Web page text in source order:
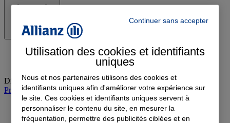
Dimanche: Fermé
Prendre rendez-vous à l'agence
Continuer sans accepter
Utilisation des cookies et identifiants
uniques
Nous et nos partenaires utilisons des cookies et
identifiants uniques afin d'améliorer votre expérience sur
le site. Ces cookies et identifiants uniques servent à
personnaliser le contenu du site, en mesurer la
fréquentation, permettre des publicités ciblées et en